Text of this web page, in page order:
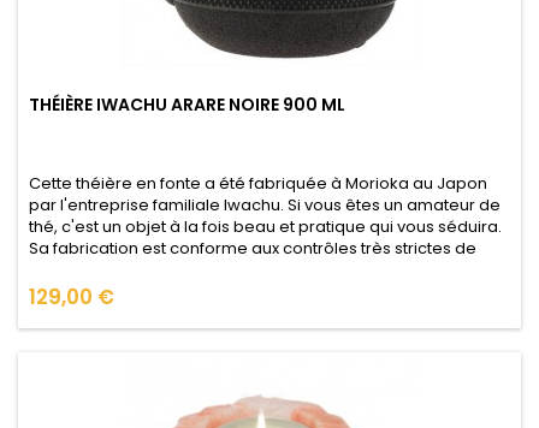
THÉIÈRE IWACHU ARARE NOIRE 900 ML
Cette théière en fonte a été fabriquée à Morioka au Japon
par l'entreprise familiale Iwachu. Si vous êtes un amateur de
thé, c'est un objet à la fois beau et pratique qui vous séduira.
Sa fabrication est conforme aux contrôles très strictes de
en toute confiance (voir le Certificat de Santé...
Prix
129,00 €